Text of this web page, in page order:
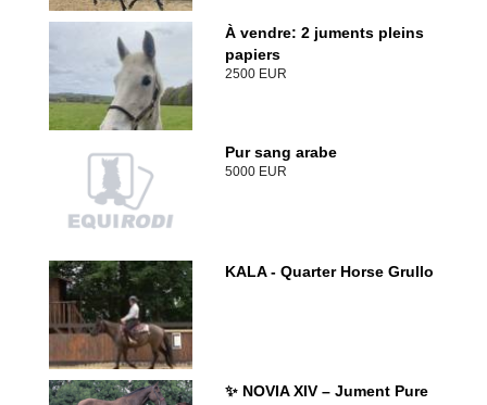
À vendre: 2 juments pleins
papiers
2500 EUR
Pur sang arabe
5000 EUR
KALA - Quarter Horse Grullo
✨ NOVIA XIV – Jument Pure